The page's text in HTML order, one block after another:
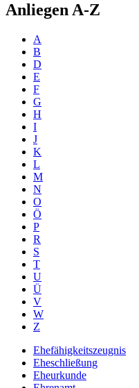
Anliegen A-Z
A
B
D
E
F
G
H
I
J
K
L
M
N
O
Ö
P
R
S
T
U
Ü
V
W
Z
Ehefähigkeitszeugnis
Eheschließung
Eheurkunde